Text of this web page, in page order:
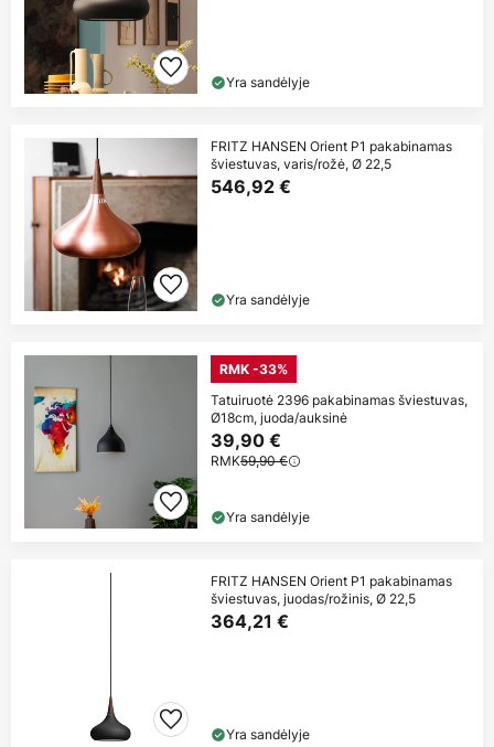
Yra sandėlyje
FRITZ HANSEN Orient P1 pakabinamas
šviestuvas, varis/rožė, Ø 22,5
546,92 €
Yra sandėlyje
RMK -33%
Tatuiruotė 2396 pakabinamas šviestuvas,
Ø18cm, juoda/auksinė
39,90 €
RMK59,90 €
Yra sandėlyje
FRITZ HANSEN Orient P1 pakabinamas
šviestuvas, juodas/rožinis, Ø 22,5
364,21 €
Yra sandėlyje